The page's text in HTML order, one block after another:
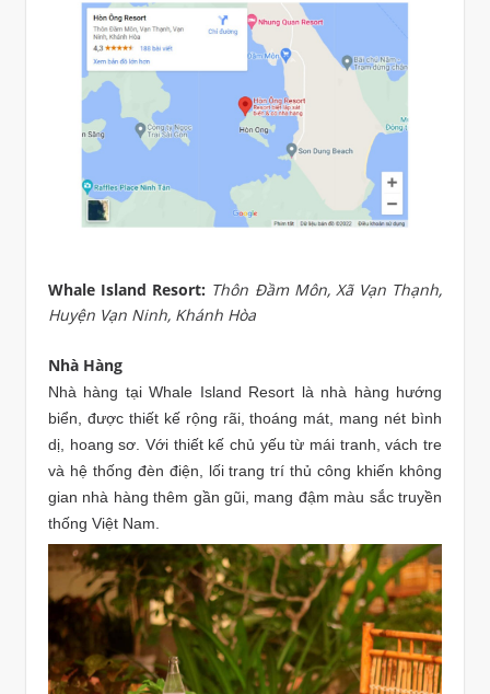
Whale Island Resort: Thôn Đầm Môn, Xã Vạn Thạnh,
Huyện Vạn Ninh, Khánh Hòa
Nhà Hàng
Nhà hàng tại Whale Island Resort là nhà hàng hướng
biển, được thiết kế rộng rãi, thoáng mát, mang nét bình
dị, hoang sơ. Với thiết kế chủ yếu từ mái tranh, vách tre
và hệ thống đèn điện, lối trang trí thủ công khiến không
gian nhà hàng thêm gần gũi, mang đậm màu sắc truyền
thống Việt Nam.